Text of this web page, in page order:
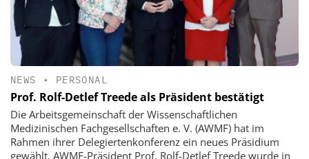
NEWS • PERSONAL
Prof. Rolf-Detlef Treede als Präsident bestätigt
Die Arbeitsgemeinschaft der Wissenschaftlichen
Medizinischen Fachgesellschaften e. V. (AWMF) hat im
Rahmen ihrer Delegiertenkonferenz ein neues Präsidium
gewählt. AWMF-Präsident Prof. Rolf-Detlef Treede wurde in